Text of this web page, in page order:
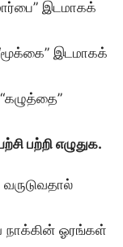
இடமாகக்
இடமாகக்
பற்றி எழுதுக.
நாக்கின் ஓரங்கள்